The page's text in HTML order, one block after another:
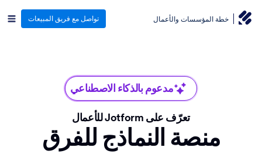
خطة المؤسسات والأعمال تواصل مع فريق المبيعات
مدعوم بالذكاء الاصطناعي
تعرّف على Jotform للأعمال
منصة النماذج للفرق